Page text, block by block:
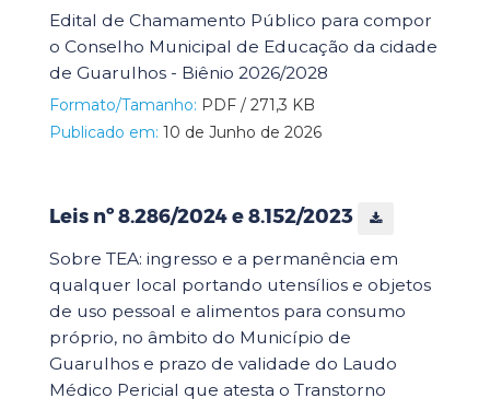
Edital de Chamamento Público para compor
o Conselho Municipal de Educação da cidade
de Guarulhos - Biênio 2026/2028
Formato/Tamanho: PDF / 271,3 KB
Publicado em: 10 de Junho de 2026
Leis nº 8.286/2024 e 8.152/2023
Sobre TEA: ingresso e a permanência em
qualquer local portando utensílios e objetos
de uso pessoal e alimentos para consumo
próprio, no âmbito do Município de
Guarulhos e prazo de validade do Laudo
Médico Pericial que atesta o Transtorno